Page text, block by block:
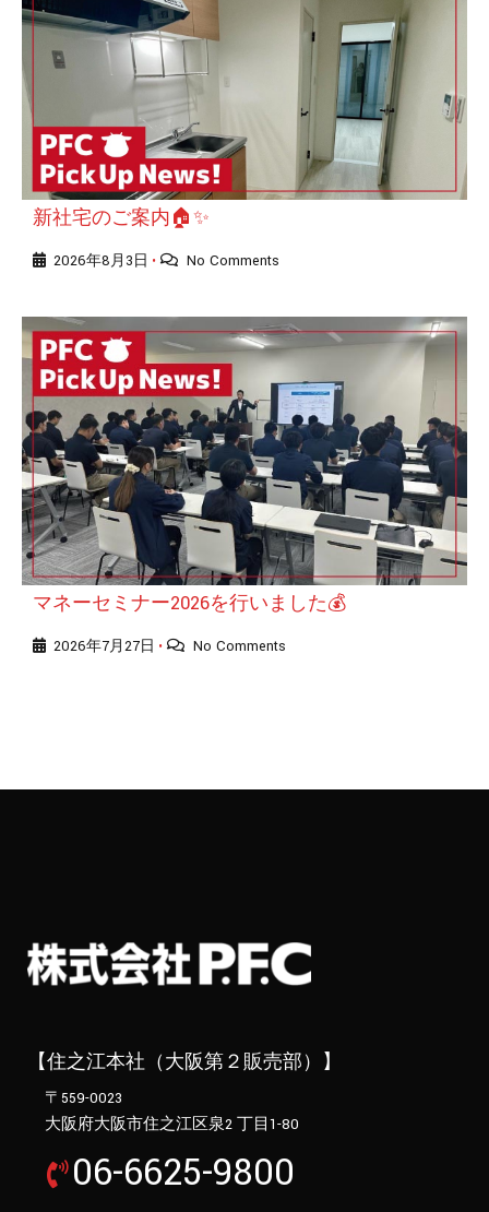
新社宅のご案内🏠✨
2026年8月3日 • No Comments
マネーセミナー2026を行いました💰
2026年7月27日 • No Comments
【住之江本社（大阪第２販売部）】
〒559-0023
大阪府大阪市住之江区泉2 丁目1-80
06-6625-9800